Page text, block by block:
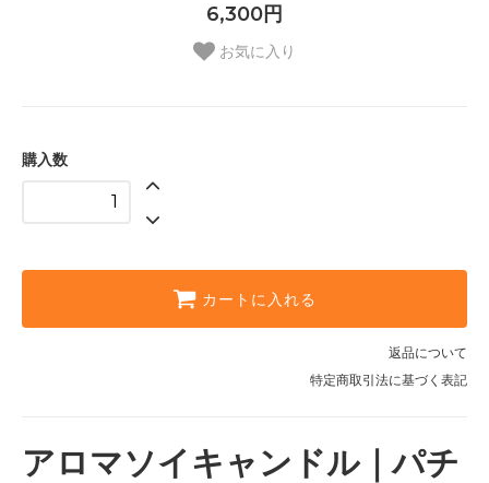
6,300円
お気に入り
購入数
カートに入れる
返品について
特定商取引法に基づく表記
アロマソイキャンドル｜パチ